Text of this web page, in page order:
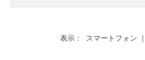
表示： スマートフォン ｜